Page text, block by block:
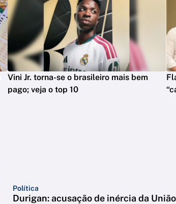
Vini Jr. torna-se o brasileiro mais bem
pago; veja o top 10
Política
Durigan: acusação de inércia da